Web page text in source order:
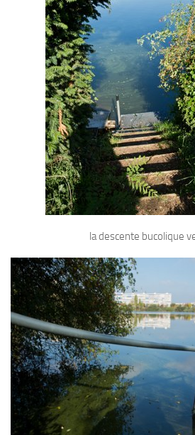
SORTIES
Sorties 2026
Sorties 2025
Sorties 2024
Sorties 2023
Sorties 2022
Sorties 2021
Sorties 2020
sorties 2017
Sorties 2016
Sorties 2015
Sorties 2014
BIO SUB
Environnement et Biologie Sub
Formations
la descente bucolique